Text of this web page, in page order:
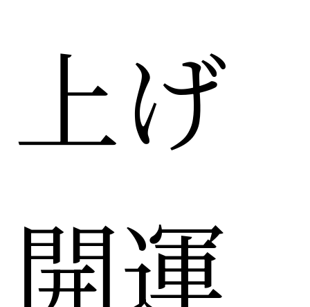
上げ
開運